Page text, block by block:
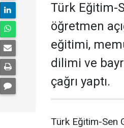
Türk Eğitim-
öğretmen
eğitimi,
dilimi ve
çağrı yaptı.
Türk Eğitim-Sen